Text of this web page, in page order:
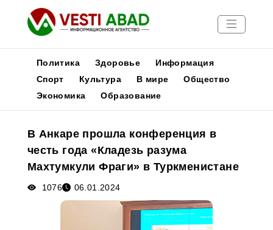
Новости
Медиа
Афиша
Политика Здоровье
Информация
Спорт
Культура В мире
Общество
Экономика
Образование
В Анкаре прошла конференция в
честь года «Кладезь разума
Махтумкули Фраги» в Туркменистане
1076 06.01.2024